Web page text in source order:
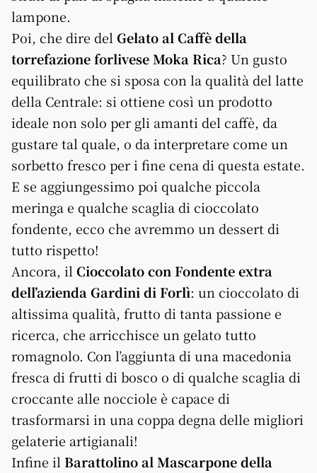
lampone.
Poi, che dire del Gelato al Caffè della
torrefazione forlivese Moka Rica? Un gusto
equilibrato che si sposa con la qualità del latte
della Centrale: si ottiene così un prodotto
ideale non solo per gli amanti del caffè, da
gustare tal quale, o da interpretare come un
sorbetto fresco per i fine cena di questa estate.
E se aggiungessimo poi qualche piccola
meringa e qualche scaglia di cioccolato
fondente, ecco che avremmo un dessert di
tutto rispetto!
Ancora, il Cioccolato con Fondente extra
dell’azienda Gardini di Forlì: un cioccolato di
altissima qualità, frutto di tanta passione e
ricerca, che arricchisce un gelato tutto
romagnolo. Con l’aggiunta di una macedonia
fresca di frutti di bosco o di qualche scaglia di
croccante alle nocciole è capace di
trasformarsi in una coppa degna delle migliori
gelaterie artigianali!
Infine il Barattolino al Mascarpone della